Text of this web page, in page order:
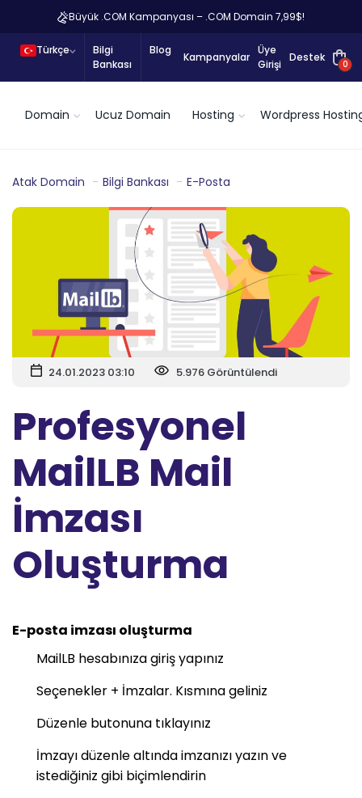
Büyük .COM Kampanyası – .COM Domain 7,99$!
Türkçe
Bilgi
Bankası
Blog
Kampanyalar
Üye
Girişi
Destek
0
Domain Ucuz Domain Hosting Wordpress
Atak Domain Bilgi Bankası E-Posta
24.01.2023 03:10 5.976 Görüntülendi
Profesyonel
MailLB Mail
İmzası
Oluşturma
E-posta imzası oluşturma
MailLB hesabınıza giriş yapınız
Seçenekler + İmzalar. Kısmına geliniz
Düzenle butonuna tıklayınız
İmzayı düzenle altında imzanızı yazın ve
istediğiniz gibi biçimlendirin